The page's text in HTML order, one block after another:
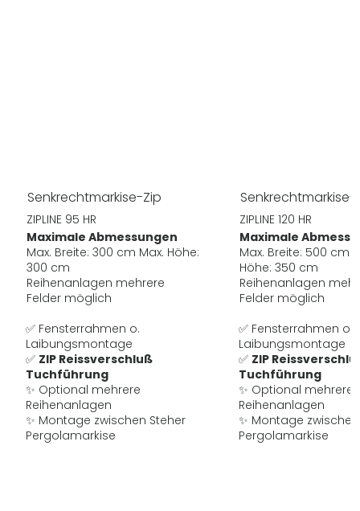
Senkrechtmarkise-Zip
ZIPLINE 95 HR
Maximale Abmessungen
Max. Breite: 300 cm Max. Höhe:
300 cm
Reihenanlagen mehrere
Felder möglich
✅ Fensterrahmen o.
Laibungsmontage
✅ ZIP Reissverschluß
Tuchführung
✨ Optional mehrere
Reihenanlagen
✨ Montage zwischen Steher
Pergolamarkise
Senkrechtmarkise-
ZIPLINE 120 HR
Maximale
Max. Breite: 500 cm
Höhe: 350 cm
Reihenanlagen
Felder möglich
✅ Fensterrahmen o.
Laibungsmontage
✅ ZIP
Tuchführung
✨ Optional mehrere
Reihenanlagen
✨ Montage
Pergolamarkise